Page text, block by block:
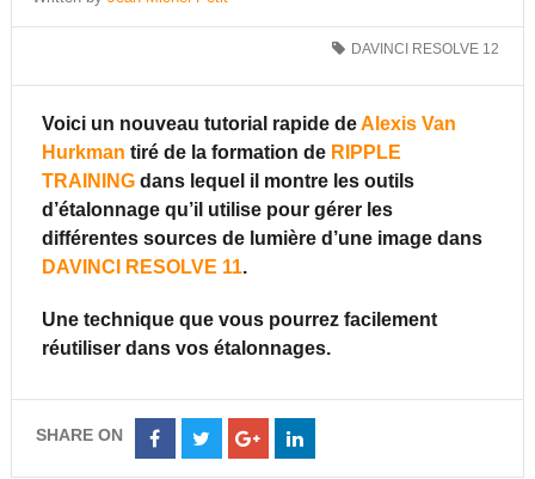
DAVINCI RESOLVE 12
Voici un nouveau tutorial rapide deAlexis Van
Hurkman tiré de la formation de RIPPLE
TRAININGdans lequel il montre les outils
d’étalonnage qu’il utilise pour gérer les
différentes sources de lumière d’une image dans
DAVINCI RESOLVE 11.
Une technique que vous pourrez facilement
réutiliser dans vos étalonnages.
SHARE ON
Share
Share
ShareShare